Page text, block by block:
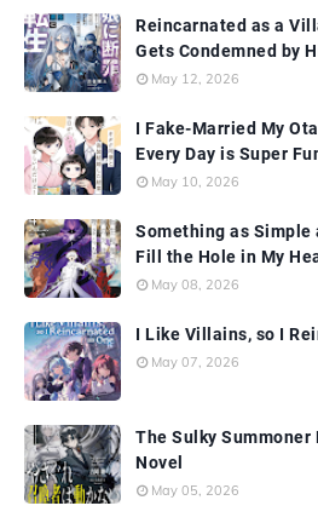
Reincarnated as a
Gets Condemned by
May 12, 2026
I Fake-Married My
Every Day is Super
May 10, 2026
Something as Simple
Fill the Hole in My
May 08, 2026
I Like Villains, so I
May 07, 2026
The Sulky Summoner
Novel
May 05, 2026